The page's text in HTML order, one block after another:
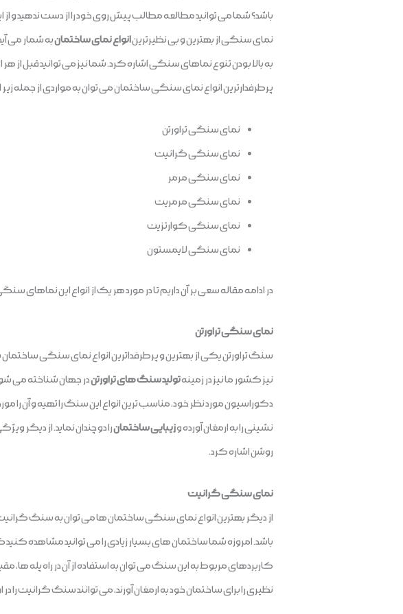
باشد؟ شما می توانید مطالعه مطالب پیش روی خود را از دست ندهید و از
نمای سنگی از بهترین و بی نظیرترینانواع نمای ساختمانبه شمار می
به بالا بودن تنوع نماهای سنگی اشاره کرد. شما نیز می توانید قبل از
پرطرفدارترین انواع نمای سنگی ساختمان می توان به مواردی از جمله
نمای سنگی تراورتن
نمای سنگی گرانیت
نمای سنگی مرمر
نمای سنگی مرمریت
نمای سنگی کوارتزیت
نمای سنگی لایمستون
در ادامه مقاله سعی بر آن داریم تا در مورد هر یک از انواع این نماهای
نمای سنگی تراورتن
سنگ تراورتن یکی از بهترین و پرطرفداترین انواع نمای سنگی
نیز کشور ما نیز در زمینهتولید سنگ های تراورتندر جهان شناخته می
دکوراسیون مورد نظر خود، مناسب ترین انواع این سنگ را تهیه و آن را
نشینی را به ارمغان آورده وزیبایی ساختمانرا دو چندان نماید. از دیگر
روشن اشاره کرد.
نمای سنگی گرانیت
از دیگر بهترین انواع نمای سنگی ساختمان ها می توان به سنگ
باشد. امروزه شما ساختمان های بسیار زیادی را می توانید مشاهده
کاربردهای مربوط به این سنگ می توان به استفاده از آن در راه پله
نظیری را برای ساختمان خود به ارمغان آورند، می توانند سنگ گرانیت را